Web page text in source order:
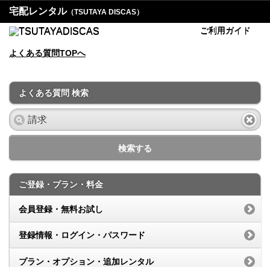
宅配レンタル（TSUTAYA DISCAS）
ご利用ガイド
よくある質問TOPへ
よくある質問 検索
検索する
ご登録・プラン・料金
会員登録・無料お試し
登録情報・ログイン・パスワード
プラン・オプション・追加レンタル